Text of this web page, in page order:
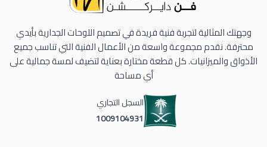
وجهتك المثالية لتجربة فنية فريدة في تصميم اللوحات الجدارية بأيدي
محترفة. نقدم مجموعة واسعة من الأعمال الفنية التي تناسب جميع
الأذواق والميزانيات. كل قطعة مختارة بعناية لتضيف لمسة جمالية على
أي مساحة
السجل التجاري
1009104931